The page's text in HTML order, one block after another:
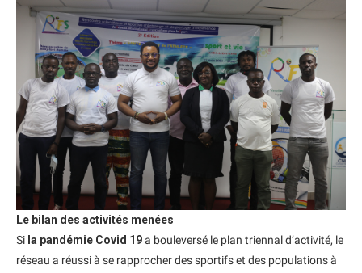
Le bilan des activités menées
Si la pandémie Covid 19a bouleversé le plan triennal d’activité, le
réseau a réussi à se rapprocher des sportifs et des populations à